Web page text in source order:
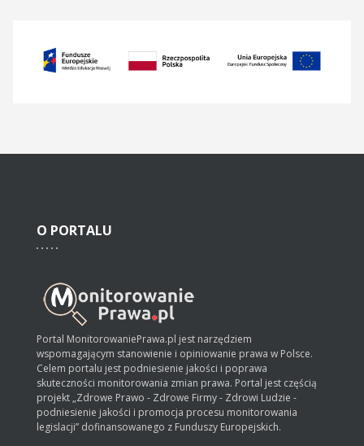
O PORTALU
Portal MonitorowaniePrawa.pl jest narzędziem
wspomagającym stanowienie i opiniowanie prawa w Polsce.
Celem portalu jest podniesienie jakości i poprawa
skuteczności monitorowania zmian prawa. Portal jest częścią
projekt „Zdrowe Prawo - Zdrowe Firmy - Zdrowi Ludzie -
podniesienie jakości i promocja procesu monitorowania
legislacji” dofinansowanego z Funduszy Europejskich.